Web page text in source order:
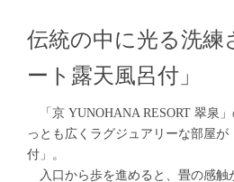
伝統の中に光る洗練
ート露天風呂付」
「京 YUNOHANA RESORT 翠泉
っとも広くラグジュアリーな部屋が
付」。
入口から歩を進めると、畳の感触